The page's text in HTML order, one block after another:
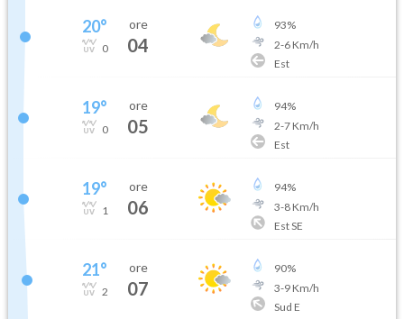
20°
0
ore
04
93%
2-6Km/h
Est
19°
0
ore
05
94%
2-7Km/h
Est
19°
1
ore
06
94%
3-8Km/h
Est SE
21°
2
ore
07
90%
3-9Km/h
Sud E